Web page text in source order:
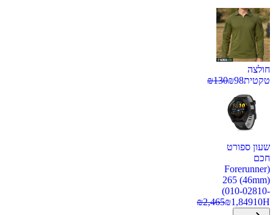
חולצה
טקטית
₪98
₪130
שעון ספורט
חכם
(Forerunner
265 (46mm)
(010-02810-
10H
₪1,849
₪2,465